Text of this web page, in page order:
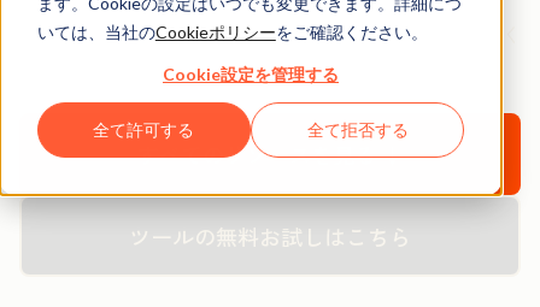
いては、当社のCookieポリシーをご確認ください。
Cookie設定を管理する
全て許可する 全て拒否する
新規見込み客の創出、購買意欲醸成、顧客化にお役立てく
ださい。
すべてのリソースを見る ↓
ツールの無料お試しはこちら